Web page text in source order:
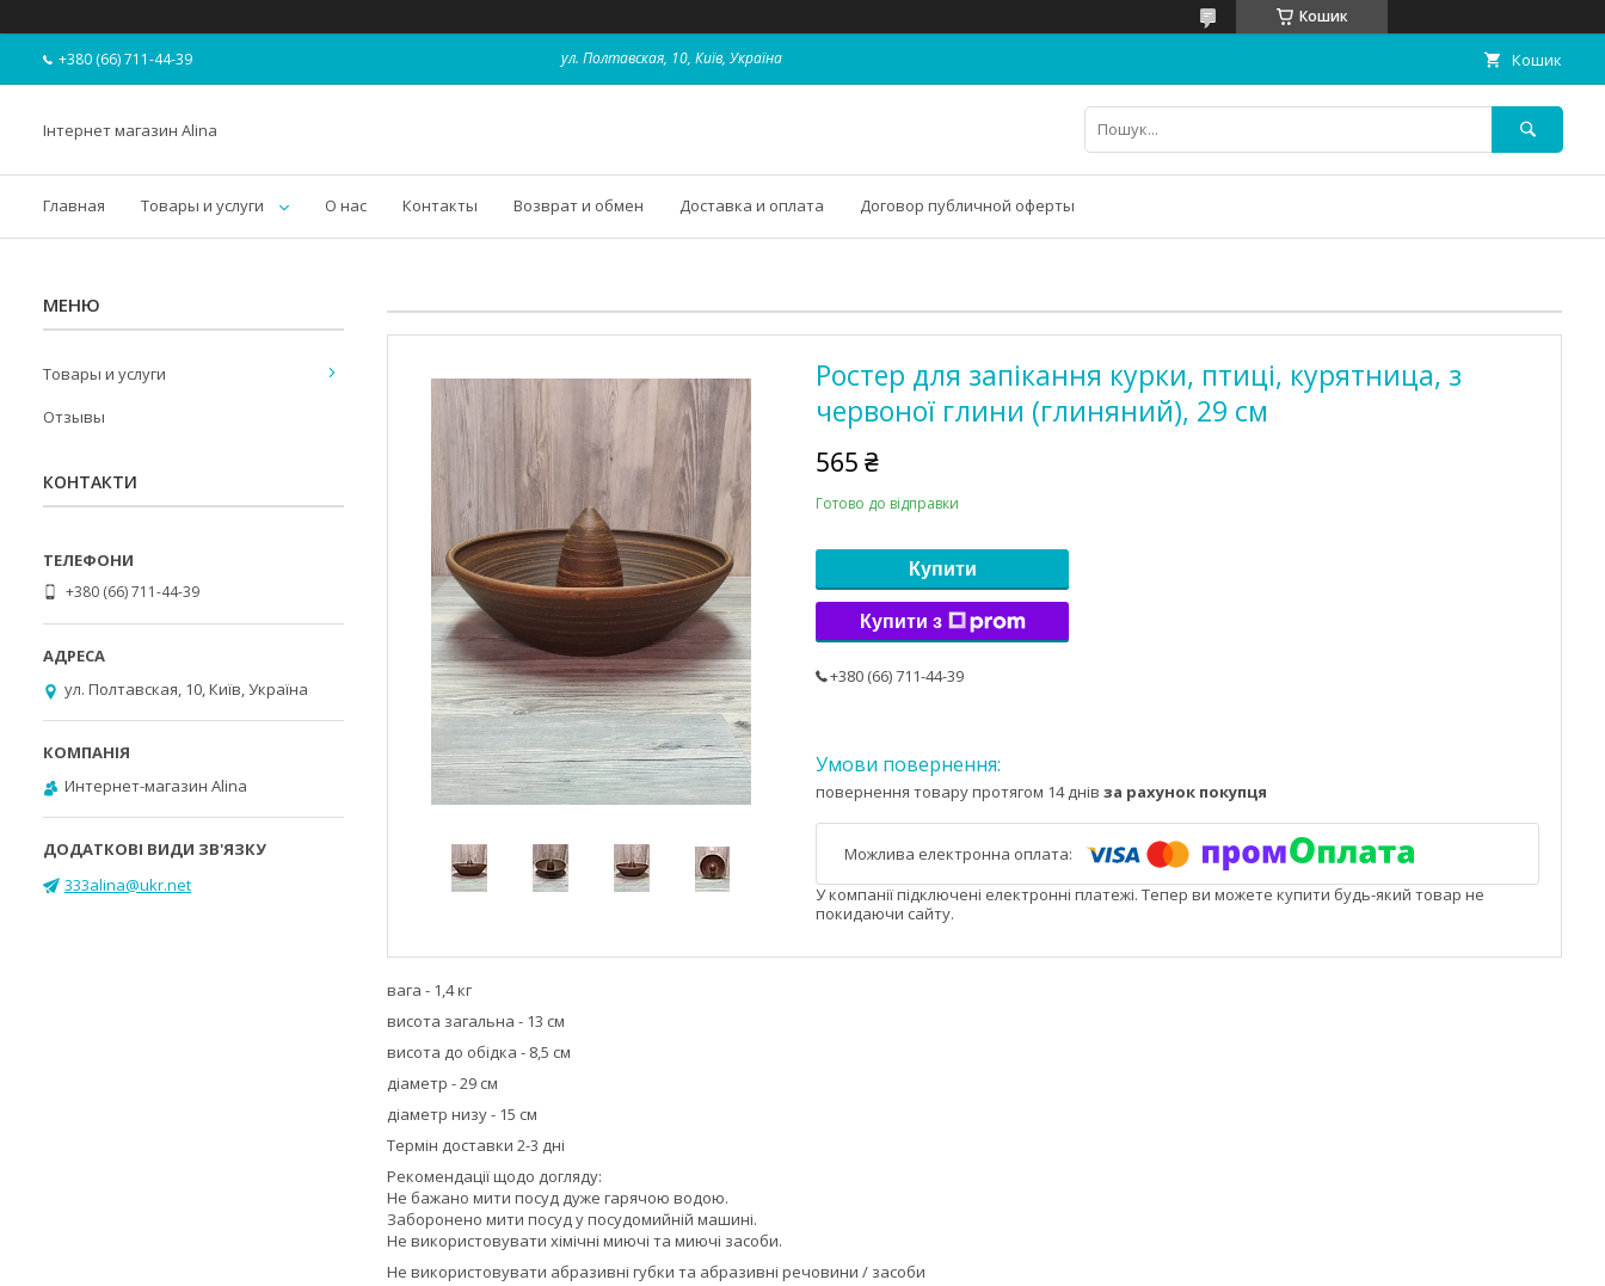
Кошик
+380 (66) 711-44-39 ул. Полтавская, 10, Київ, Україна Кошик
Інтернет магазин Alina
Главная Товары и услуги О нас Контакты Возврат и обмен Доставка и оплата Договор публичной оферты
Ростер для запікання курки, птиці, курятница, з
червоної глини (глиняний), 29 см
565 ₴
Готово до відправки
Купити
Купити з
+380 (66) 711-44-39
повернення товару протягом 14 днів за рахунок покупця
У компанії підключені електронні платежі. Тепер ви можете купити будь-який товар не
покидаючи сайту.
вага - 1,4 кг
висота загальна - 13 см
висота до обідка - 8,5 см
діаметр - 29 см
діаметр низу - 15 см
Термін доставки 2-3 дні
Рекомендації щодо догляду:
Не бажано мити посуд дуже гарячою водою.
Заборонено мити посуд у посудомийній машині.
Не використовувати хімічні миючі та миючі засоби.
Не використовувати абразивні губки та абразивні речовини / засоби
Товары и услуги
Отзывы
КОНТАКТИ
+380 (66) 711-44-39
ул. Полтавская, 10, Київ, Україна
Интернет-магазин Alina
333alina@ukr.net